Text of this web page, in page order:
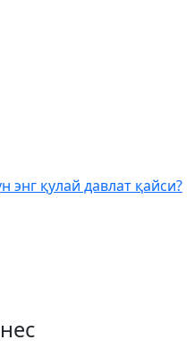
қулай давлат қайси?